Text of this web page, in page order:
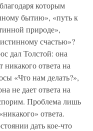
которым
бытию», «путь к
природе»,
счастью»?
дал Толстой: она
ответа на
«Что нам делать?»,
не дает ответа на
Проблема лишь
ответа.
дать кое-что